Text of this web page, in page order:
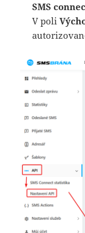
SMS
V poli